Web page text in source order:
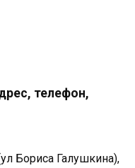
телефон,
Бориса Галушкина),